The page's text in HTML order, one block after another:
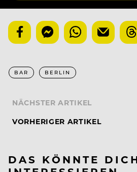
BAR BERLIN
NÄCHSTER ARTIKEL
VORHERIGER ARTIKEL
DAS KÖNNTE